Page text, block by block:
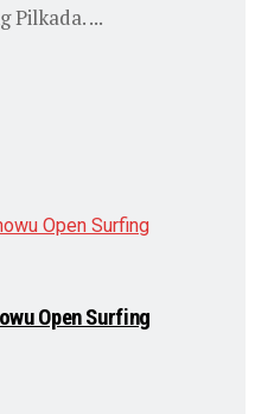
Pilkada. ...
Open Surfing